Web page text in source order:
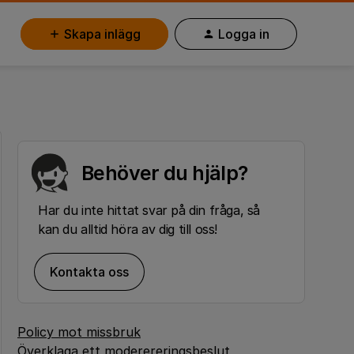
Skapa inlägg Logga in
Behöver du hjälp?
Har du inte hittat svar på din fråga, så
kan du alltid höra av dig till oss!
Kontakta oss
Policy mot missbruk
Överklaga ett moderereringsbeslut